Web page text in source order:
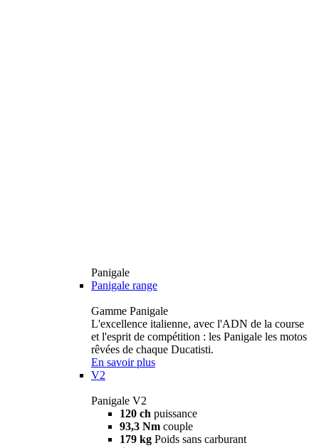
Panigale
Panigale range
Gamme Panigale
L'excellence italienne, avec l'ADN de la course
et l'esprit de compétition : les Panigale les motos
rêvées de chaque Ducatisti.
En savoir plus
V2
Panigale V2
120 ch puissance
93,3 Nm couple
179 kg Poids sans carburant